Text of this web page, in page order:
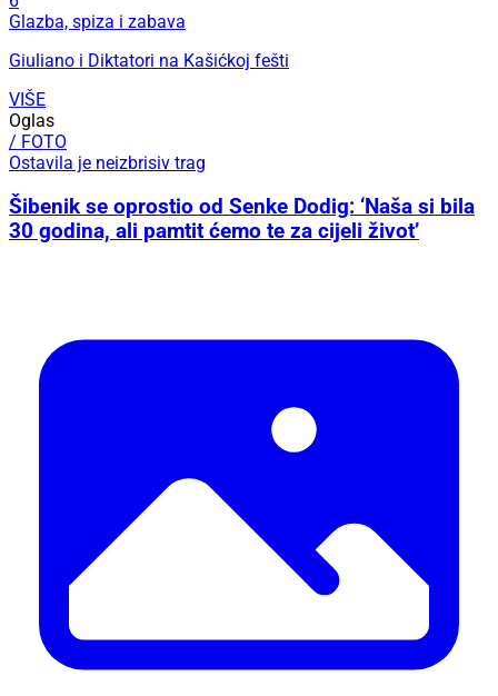
Glazba, spiza i zabava
Giuliano i Diktatori na Kašićkoj fešti
VIŠE
Oglas
/ FOTO
Ostavila je neizbrisiv trag
Šibenik se oprostio od Senke Dodig: ‘Naša si bila
30 godina, ali pamtit ćemo te za cijeli život’